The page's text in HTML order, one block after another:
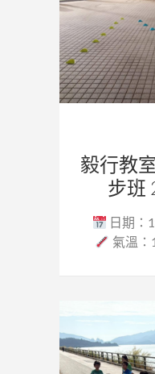
毅行教
步班
日期：
氣溫